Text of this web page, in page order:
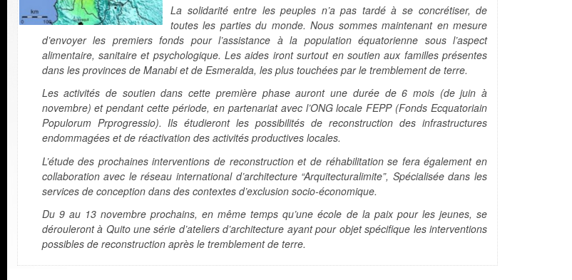
La solidarité entre les peuples n’a pas tardé à se concrétiser, de
toutes les parties du monde. Nous sommes maintenant en mesure
d’envoyer les premiers fonds pour l’assistance à la population équatorienne sous l’aspect
alimentaire, sanitaire et psychologique. Les aides iront surtout en soutien aux familles présentes
dans les provinces de Manabi et de Esmeralda, les plus touchées par le tremblement de terre.
Les activités de soutien dans cette première phase auront une durée de 6 mois (de juin à
novembre) et pendant cette période, en partenariat avec l’ONG locale FEPP (Fonds Ecquatoriain
Populorum Prprogressio). Ils étudieront les possibilités de reconstruction des infrastructures
endommagées et de réactivation des activités productives locales.
L’étude des prochaines interventions de reconstruction et de réhabilitation se fera également en
collaboration avec le réseau international d’architecture “Arquitecturalimite”, Spécialisée dans les
services de conception dans des contextes d’exclusion socio-économique.
Du 9 au 13 novembre prochains, en même temps qu’une école de la paix pour les jeunes, se
dérouleront à Quito une série d’ateliers d’architecture ayant pour objet spécifique les interventions
possibles de reconstruction après le tremblement de terre.